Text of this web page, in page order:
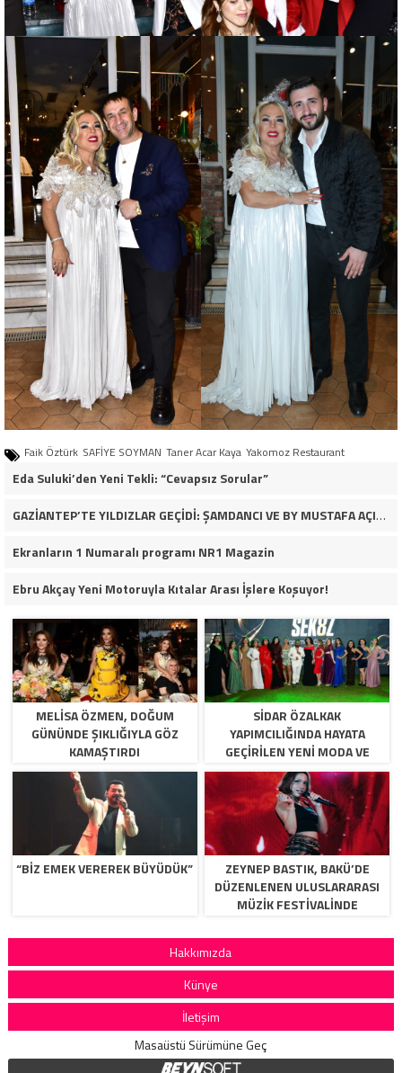
Faik Öztürk SAFİYE SOYMAN Taner Acar Kaya Yakomoz Restaurant
Eda Suluki’den Yeni Tekli: “Cevapsız Sorular”
GAZİANTEP’TE YILDIZLAR GEÇİDİ: ŞAMDANCI VE BY MUSTAFA AÇILIŞI İLE GREEN PARK’TA GÖRKEMLİ GALA
Ekranların 1 Numaralı programı NR1 Magazin
Ebru Akçay Yeni Motoruyla Kıtalar Arası İşlere Koşuyor!
MELISA ÖZMEN, DOĞUM
GÜNÜNDE ŞIKLIĞIYLA GÖZ
KAMAŞTIRDI
SIDAR ÖZALKAK
YAPIMCILIĞINDA HAYATA
GEÇIRILEN YENI MODA VE
YETENEK PROGRAMI
SEK8Z,YAKINDA IZLIYICI ILE
BULUŞUYOR.
“BİZ EMEK VEREREK BÜYÜDÜK”
ZEYNEP BASTIK, BAKÜ’DE
DÜZENLENEN ULUSLARARASI
MÜZIK FESTIVALINDE
BULUŞTU.
Hakkımızda
Künye
İletişim
Masaüstü Sürümüne Geç